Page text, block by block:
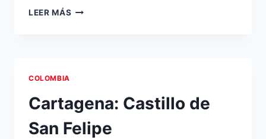
LEER MÁS VUELO
MONSERRATE
COLOMBIA
Cartagena: Castillo de
San Felipe